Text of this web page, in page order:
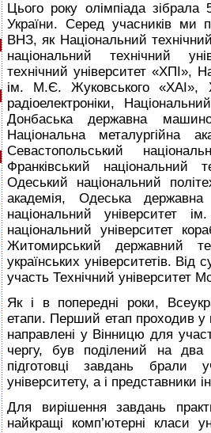
Цього року олімпіада
України. Серед учасників ми
ВНЗ, як Національний
національний технічний
технічний університет «ХПІ»,
ім. М.Є. Жуковського «ХАІ»,
радіоелектроніки,
Донбаська державна
Національна металургійна
Севастопольський
Франківський національний
Одеський національний
академія, Одеська державна
національний університет
національний університет
Житомирський державний
українських університетів. Від
участь Технічний університет
Як і в попередні роки,
етапи. Перший етап проходив
направлені у Вінницю для
чергу, був поділений на
підготовці завдань
університету, а і представники
Для вирішення завдань
найкращі комп’ютерні класи